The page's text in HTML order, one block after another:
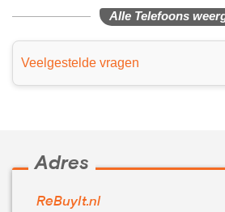
Alle Telefoons
Veelgestelde vragen
Adres
ReBuyIt.nl